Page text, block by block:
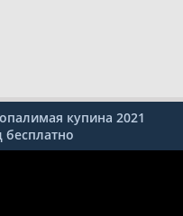
купина 2021
бесплатно